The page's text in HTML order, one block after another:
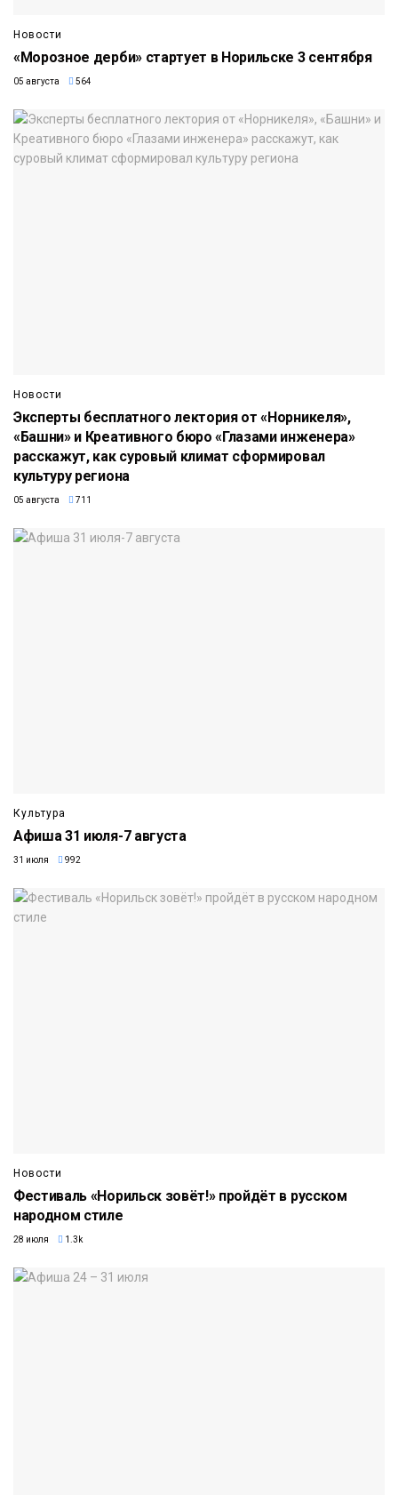
Новости
«Морозное дерби» стартует в Норильске 3 сентября
05 августа 564
Новости
Эксперты бесплатного лектория от «Норникеля»,
«Башни» и Креативного бюро «Глазами инженера»
расскажут, как суровый климат сформировал
культуру региона
05 августа 711
Культура
Афиша 31 июля-7 августа
31 июля 992
Новости
Фестиваль «Норильск зовёт!» пройдёт в русском
народном стиле
28 июля 1.3k